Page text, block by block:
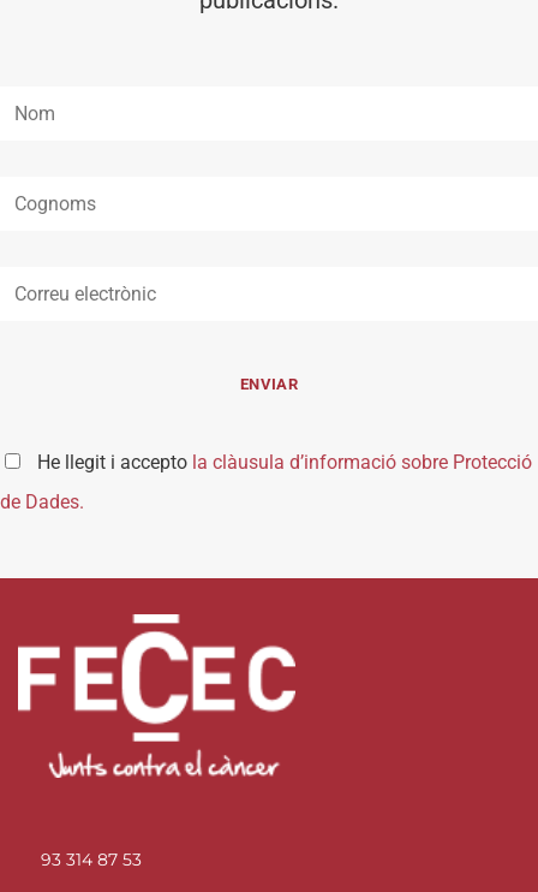
He llegit i accepto la clàusula d’informació sobre Protecció
de Dades.
93 314 87 53